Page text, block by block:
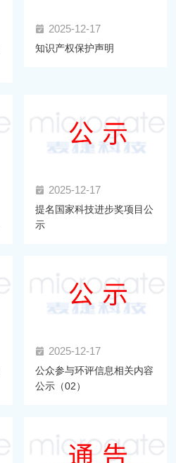
2025-12-17
知识产权保护声明
2025-12-17
提名国家科技进步奖项目公
示
2025-12-17
公众参与环评信息相关内容
公示（02）